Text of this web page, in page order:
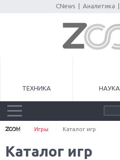
CNews Аналитика
ТЕХНИКА НАУКА
Игры Каталог игр
Каталог игр